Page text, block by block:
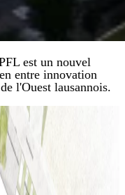
est un nouvel
entre innovation
l'Ouest lausannois.